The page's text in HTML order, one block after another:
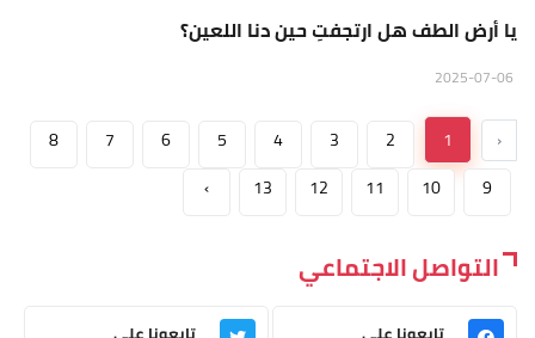
يا أرض الطف هل ارتجفتِ حين دنا اللعين؟
‹
1
2
3
4
5
6
7
8
9
10
11
12
13
›
التواصل الاجتماعي